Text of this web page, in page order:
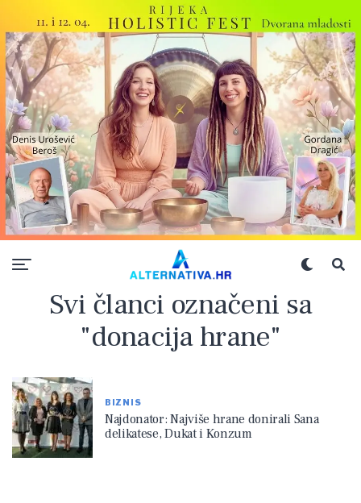
Svi članci označeni sa
"donacija hrane"
BIZNIS
Najdonator: Najviše hrane donirali Sana
delikatese, Dukat i Konzum